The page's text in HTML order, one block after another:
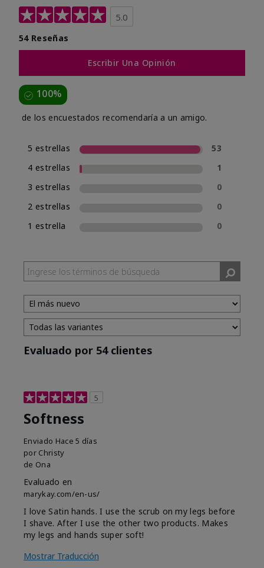
5.0
54 Reseñas
Escribir Una Opinión
100%
de los encuestados recomendaría a un amigo.
5 estrellas
53
4 estrellas
1
3 estrellas
0
2 estrellas
0
1 estrella
0
Evaluado por 54 clientes
5
Softness
Enviado Hace 5 días
por Christy
de Ona
Evaluado en
marykay.com/en-us/
I love Satin hands. I use the scrub on my legs before
I shave. After I use the other two products. Makes
my legs and hands super soft!
Mostrar Traducción